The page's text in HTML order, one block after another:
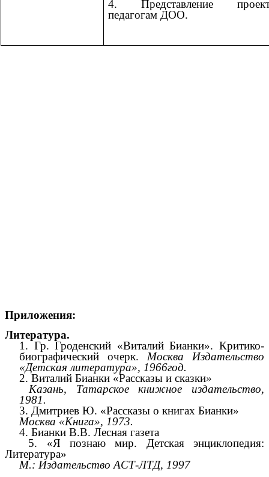
4. Представление
педагогам ДОО.
Приложения:
Литература.
1. Гр. Гроденский «Виталий Бианки». Критико-
биографический очерк. Москва Издательство
«Детская литература», 1966год.
2. Виталий Бианки «Рассказы и сказки»
Казань, Татарское книжное издательство,
1981.
3. Дмитриев Ю. «Рассказы о книгах Бианки»
Москва «Книга», 1973.
4. Бианки В.В. Лесная газета
5. «Я познаю мир. Детская энциклопедия:
Литература»
М.: Издательство АСТ-ЛТД, 1997